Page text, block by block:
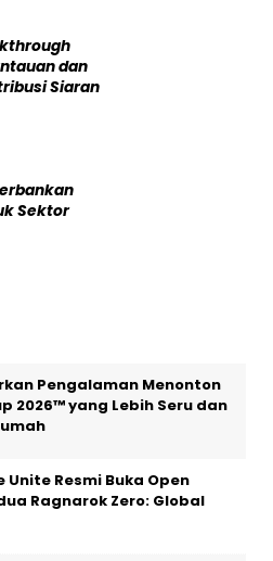
dan
Siaran
Sektor
Pengalaman Menonton
2026™ yang Lebih Seru dan
Unite Resmi Buka Open
Ragnarok Zero: Global